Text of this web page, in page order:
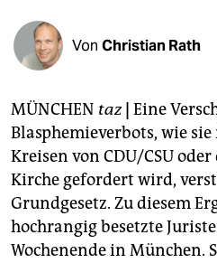
shop
fragen & hilfe
unterstützen
abo
genossenschaft
epaper login
Von Christian Rath
MÜNCHEN taz Eine
Blasphemieverbots, wie
Kreisen von CDU/CSU
Kirche gefordert wird,
Grundgesetz. Zu diesem
hochrangig besetzte
Wochenende in München.